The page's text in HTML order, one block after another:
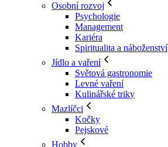
Osobní rozvoj
Psychologie
Management
Kariéra
Spiritualita a náboženství
Jídlo a vaření
Světová gastronomie
Levné vaření
Kulinářské triky
Mazlíčci
Kočky
Pejskové
Hobby